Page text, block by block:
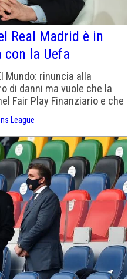
Real Madrid è in
la Uefa
Mundo: rinuncia alla
di danni ma vuole che la
Fair Play Finanziario e che
a tutti
League